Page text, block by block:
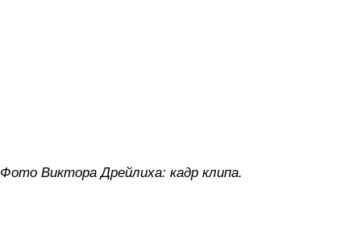
Фото Виктора Дрейлиха: кадр клипа.